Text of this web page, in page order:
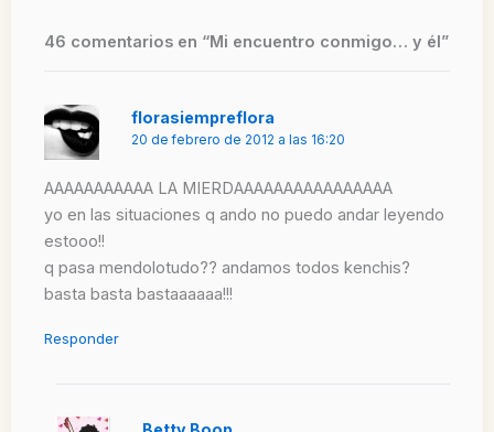
46 comentarios en “Mi encuentro conmigo… y él”
florasiempreflora
20 de febrero de 2012 a las 16:20
AAAAAAAAAAA LA MIERDAAAAAAAAAAAAAAAA
yo en las situaciones q ando no puedo andar leyendo
estooo!!
q pasa mendolotudo?? andamos todos kenchis?
basta basta bastaaaaaa!!!
Responder